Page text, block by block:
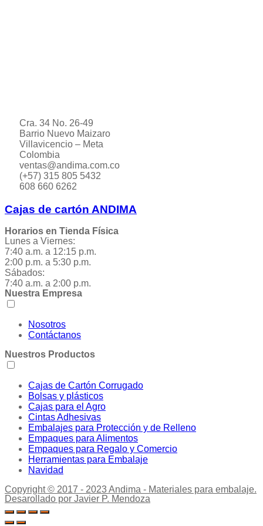
Cra. 34 No. 26-49
Barrio Nuevo Maizaro
Villavicencio – Meta
Colombia
ventas@andima.com.co
(+57) 315 805 5432
608 660 6262
Cajas de cartón ANDIMA
Horarios en Tienda Física
Lunes a Viernes:
7:40 a.m. a 12:15 p.m.
2:00 p.m. a 5:30 p.m.
Sábados:
7:40 a.m. a 2:00 p.m.
Nuestra Empresa
Nosotros
Contáctanos
Nuestros Productos
Cajas de Cartón Corrugado
Bolsas y plásticos
Cajas para el Agro
Cintas Adhesivas
Embalajes para Protección y de Relleno
Empaques para Alimentos
Empaques para Regalo y Comercio
Herramientas para Embalaje
Navidad
Copyright © 2017 - 2023 Andima - Materiales para embalaje.
Desarollado por Javier P. Mendoza